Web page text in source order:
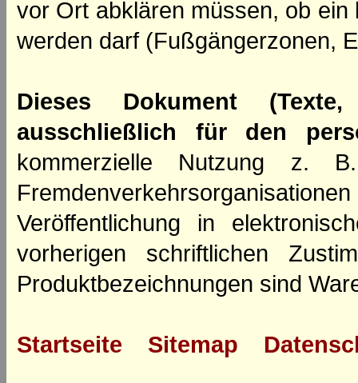
vor Ort abklären müssen, ob
werden darf (Fußgängerzonen,
Dieses Dokument
ausschließlich für den
kommerzielle Nutzung z.
Veröffentlichung in
vorherigen schriftlichen
Produktbezeichnungen sind
Startseite Sitemap